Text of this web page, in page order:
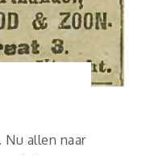
Nu allen naar